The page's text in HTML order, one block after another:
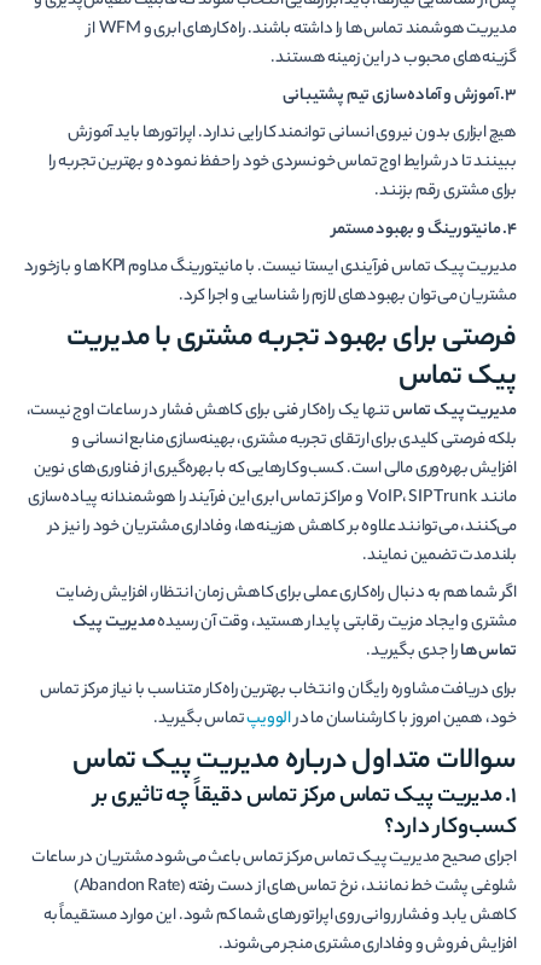
مدیریت هوشمند تماس‌ها را داشته باشند. راه‌کارهای ابری و WFM از
گزینه‌های محبوب در این زمینه هستند.
3. آموزش و آماده‌سازی تیم پشتیبانی
هیچ ابزاری بدون نیروی انسانی توانمند کارایی ندارد. اپراتورها باید آموزش
ببینند تا در شرایط اوج تماس خونسردی خود را حفظ نموده و بهترین تجربه را
برای مشتری رقم بزنند.
4. مانیتورینگ و بهبود مستمر
مدیریت پیک تماس فرآیندی ایستا نیست. با مانیتورینگ مداوم KPIها و بازخورد
مشتریان می‌توان بهبودهای لازم را شناسایی و اجرا کرد.
فرصتی برای بهبود تجربه مشتری با مدیریت
پیک تماس
مدیریت پیک تماستنها یک راه‌کار فنی برای کاهش فشار در ساعات اوج نیست،
بلکه فرصتی کلیدی برای ارتقای تجربه مشتری، بهینه‌سازی منابع انسانی و
افزایش بهره‌وری مالی است. کسب‌وکارهایی که با بهره‌گیری از فناوری‌های نوین
مانند VoIP، SIP Trunk و مراکز تماس ابری این فرآیند را هوشمندانه پیاده‌سازی
می‌کنند، می‌توانند علاوه بر کاهش هزینه‌ها، وفاداری مشتریان خود را نیز در
بلندمدت تضمین نمایند.
اگر شما هم به دنبال راه‌کاری عملی برای کاهش زمان انتظار، افزایش رضایت
مشتری و ایجاد مزیت رقابتی پایدار هستید، وقت آن رسیدهمدیریت پیک
تماس‌هارا جدی بگیرید.
برای دریافت مشاوره رایگان و انتخاب بهترین راه‌کار متناسب با نیاز مرکز تماس
خود، همین امروز با کارشناسان ما درالوویپتماس بگیرید.
سوالات متداول درباره مدیریت پیک تماس
۱. مدیریت پیک تماس مرکز تماس دقیقاً چه تاثیری بر
کسب‌وکار دارد؟
اجرای صحیح مدیریت پیک تماس مرکز تماس باعث می‌شود مشتریان در ساعات
شلوغی پشت خط نمانند، نرخ تماس‌های از دست رفته (Abandon Rate)
کاهش یابد و فشار روانی روی اپراتورهای شما کم شود. این موارد مستقیماً به
افزایش فروش و وفاداری مشتری منجر می‌شوند.